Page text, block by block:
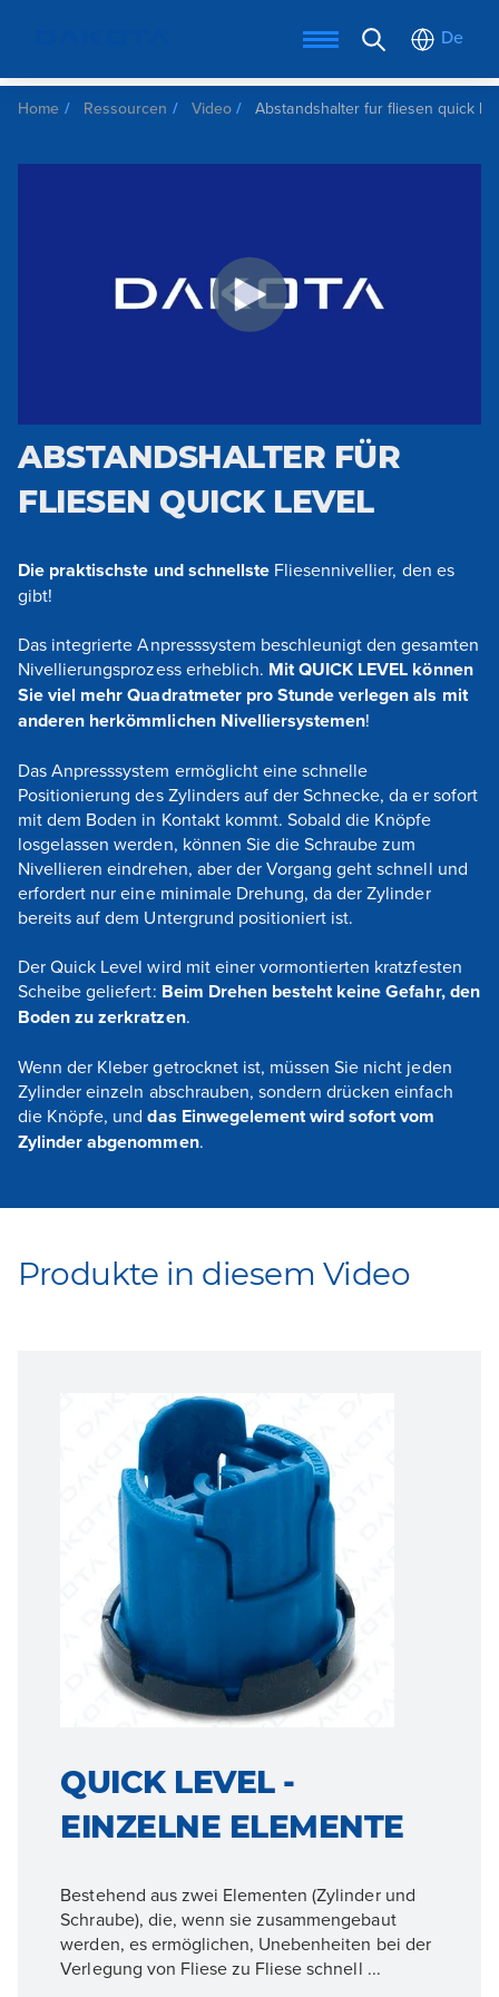
De
Home Ressourcen Video Abstandshalter fur fliesen quick
ABSTANDSHALTER FÜR
FLIESEN QUICK LEVEL
Die praktischste und schnellsteFliesennivellier, den es
gibt!
Das integrierte Anpresssystem beschleunigt den gesamten
Nivellierungsprozess erheblich. Mit QUICK LEVEL können
Sie viel mehr Quadratmeter pro Stunde verlegen als mit
anderen herkömmlichen Nivelliersystemen!
Das Anpresssystem ermöglicht eine schnelle
Positionierung des Zylinders auf der Schnecke, da er sofort
mit dem Boden in Kontakt kommt. Sobald die Knöpfe
losgelassen werden, können Sie die Schraube zum
Nivellieren eindrehen, aber der Vorgang geht schnell und
erfordert nur eine minimale Drehung, da der Zylinder
bereits auf dem Untergrund positioniert ist.
Der Quick Level wird mit einer vormontierten kratzfesten
Scheibe geliefert: Beim Drehen besteht keine Gefahr, den
Boden zu zerkratzen.
Wenn der Kleber getrocknet ist, müssen Sie nicht jeden
Zylinder einzeln abschrauben, sondern drücken einfach
die Knöpfe, unddas Einwegelement wird sofort vom
Zylinder abgenommen.
Produkte in diesem Video
QUICK LEVEL -
EINZELNE ELEMENTE
Bestehend aus zwei Elementen (Zylinder und
Schraube), die, wenn sie zusammengebaut
werden, es ermöglichen, Unebenheiten bei der
Verlegung von Fliese zu Fliese schnell ...